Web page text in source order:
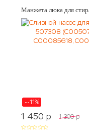
Манжета люка для
--11%
1 450 p 1 300 p